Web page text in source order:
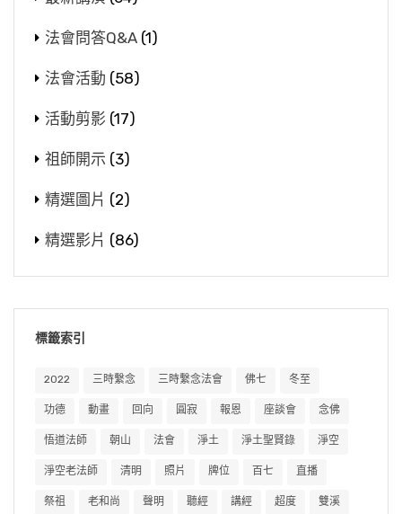
法會問答Q&A (1)
法會活動 (58)
活動剪影 (17)
祖師開示 (3)
精選圖片 (2)
精選影片 (86)
標籤索引
2022 三時繫念 三時繫念法會 佛七 冬至
功德 動畫 回向 圓寂 報恩 座談會 念佛
悟道法師 朝山 法會 淨土 淨土聖賢錄 淨空
淨空老法師 清明 照片 牌位 百七 直播
祭祖 老和尚 聲明 聽經 講經 超度 雙溪